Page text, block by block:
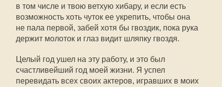
в том числе и твою ветхую хибару, и если есть
возможность хоть чуток ее укрепить, чтобы она
не пала первой, забей хотя бы гвоздик, пока рука
держит молоток и глаз видит шляпку гвоздя.
Целый год ушел на эту работу, и это был
счастливейший год моей жизни. Я успел
перевидать всех своих актеров, игравших в моих